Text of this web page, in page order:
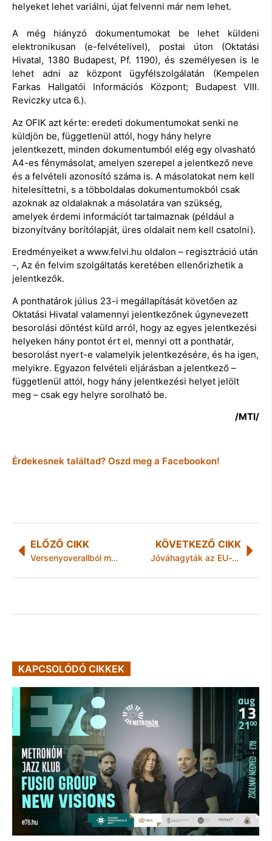
helyeket lehet variálni, újat felvenni már nem lehet.
A még hiányzó dokumentumokat be lehet küldeni
elektronikusan (e-felvételivel), postai úton (Oktatási
Hivatal, 1380 Budapest, Pf. 1190), és személyesen is le
lehet adni az központ ügyfélszolgálatán (Kempelen
Farkas Hallgatói Információs Központ; Budapest VIII.
Reviczky utca 6.).
Az OFIK azt kérte: eredeti dokumentumokat senki ne
küldjön be, függetlenül attól, hogy hány helyre
jelentkezett, minden dokumentumból elég egy olvasható
A4-es fénymásolat, amelyen szerepel a jelentkező neve
és a felvételi azonosító száma is. A másolatokat nem kell
hitelesíttetni, s a többoldalas dokumentumokból csak
azoknak az oldalaknak a másolatára van szükség,
amelyek érdemi információt tartalmaznak (például a
bizonyítvány borítólapját, üres oldalait nem kell csatolni).
Eredményeiket a www.felvi.hu oldalon – regisztráció után
-, Az én felvim szolgáltatás keretében ellenőrizhetik a
jelentkezők.
A ponthatárok július 23-i megállapítását követően az
Oktatási Hivatal valamennyi jelentkezőnek úgynevezett
besorolási döntést küld arról, hogy az egyes jelentkezési
helyeken hány pontot ért el, mennyi ott a ponthatár,
besorolást nyert-e valamelyik jelentkezésére, és ha igen,
melyikre. Egyazon felvételi eljárásban a jelentkező –
függetlenül attól, hogy hány jelentkezési helyet jelölt
meg – csak egy helyre sorolható be.
/MTI/
Érdekesnek találtad? Oszd meg a Facebookon!
ELŐZŐ CIKK
Versenyoverallból működik a gyermekmentő
KÖVETKEZŐ CIKK
Jóváhagyták az EU-miniszterek az új deficitrendezési határidőket
KAPCSOLÓDÓ CIKKEK